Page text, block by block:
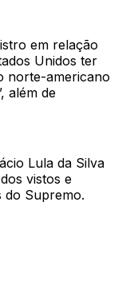
em relação
Unidos ter
norte-americano
além de
Lula da Silva
vistos e
do Supremo.